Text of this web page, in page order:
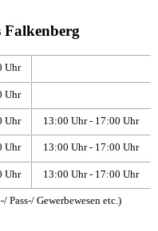
Falkenberg
Uhr
Uhr
Uhr 13:00 Uhr - 17:00 Uhr
Uhr 13:00 Uhr - 17:00 Uhr
Uhr 13:00 Uhr - 17:00 Uhr
Gewerbewesen etc.)